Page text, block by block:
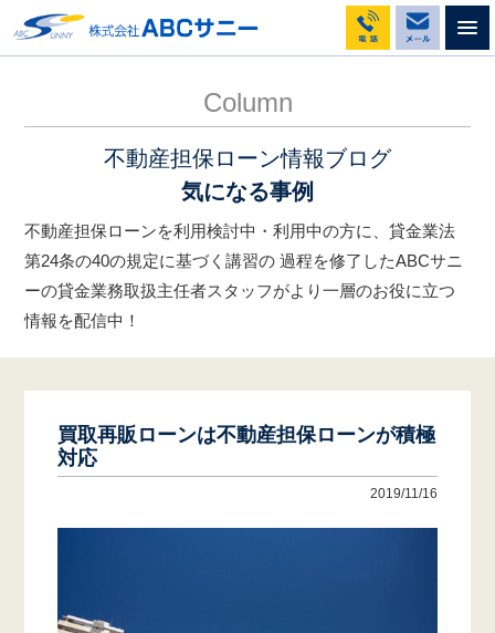
買取再販ローンは不動産担保ローンが積極対応
Column
不動産担保ローン情報ブログ
気になる事例
不動産担保ローンを利用検討中・利用中の方に、貸金業法
第24条の40の規定に基づく講習の 過程を修了したABCサニ
ーの貸金業務取扱主任者スタッフがより一層のお役に立つ
情報を配信中！
買取再販ローンは不動産担保ローンが積極
対応
2019/11/16